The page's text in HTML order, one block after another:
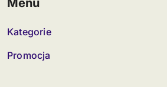
Menu
Kategorie
Promocja